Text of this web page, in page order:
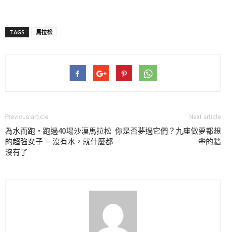
TAGS 馬拉松
Previous article
為水而跑・跑過40場沙漠馬拉松
的超強女子 ─ 沒有水，就什麼都
沒有了
Next article
你是否夢過它們？九座做夢都想
攀的牆